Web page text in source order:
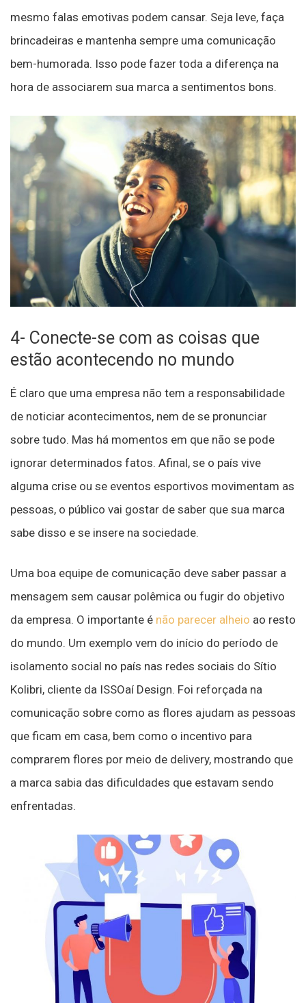
mesmo falas emotivas podem cansar. Seja leve, faça
brincadeiras e mantenha sempre uma comunicação
bem-humorada. Isso pode fazer toda a diferença na
hora de associarem sua marca a sentimentos bons.
4- Conecte-se com as coisas que
estão acontecendo no mundo
É claro que uma empresa não tem a responsabilidade
de noticiar acontecimentos, nem de se pronunciar
sobre tudo. Mas há momentos em que não se pode
ignorar determinados fatos. Afinal, se o país vive
alguma crise ou se eventos esportivos movimentam as
pessoas, o público vai gostar de saber que sua marca
sabe disso e se insere na sociedade.
Uma boa equipe de comunicação deve saber passar a
mensagem sem causar polêmica ou fugir do objetivo
da empresa. O importante é não parecer alheio ao resto
do mundo. Um exemplo vem do início do período de
isolamento social no país nas redes sociais do Sítio
Kolibri, cliente da ISSOaí Design. Foi reforçada na
comunicação sobre como as flores ajudam as pessoas
que ficam em casa, bem como o incentivo para
comprarem flores por meio de delivery, mostrando que
a marca sabia das dificuldades que estavam sendo
enfrentadas.